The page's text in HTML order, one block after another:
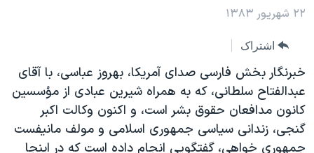
صفحه
جهش
به
جستجو
آمریکا
جهان
ورزشی
گزیده‌ها
ویژه برنامه‌ها
جدول برنامه ها
صفحه‌های ویژه
جام جهانی ۲۰۲۶
عملیات خشم حماسی
۲۵۰سالگی آمریکا
بایگانی برنامه‌های تلویزیونی
فرکانس‌های صدای آمریکا
پخش رادیویی
یادگیری زبان انگلیسی
۲۲ شهریور ۱۳۸۳
اشتراک
خبرنگار بخش فارسی صدای آمريکا، بهروز عباسی، با آقای
عبدالفتاح سلطانی، که به همراه شيرين عبادی از مؤسسين
کانون مدافعان حقوق بشر است، و اکنون وکالت اکبر
گنجی، زندانی سياسی جمهوری اسلامی و مولف مانيفست
جمهوری خواهی، گفتگويی انجام داده است که در اينجا